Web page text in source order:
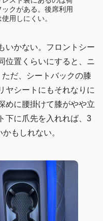
ックがある。後席利用
用しにくい。
いかない。フロントシー
位置くらいにすると、ニ
だ、シートバックの膝
ヤシートにもそれなりに
めに腰掛けて膝がやや立
下に爪先を入れれば、3
もしれない。